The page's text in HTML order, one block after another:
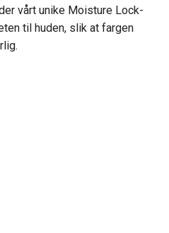
vårt unike Moisture Lock-
til huden, slik at fargen